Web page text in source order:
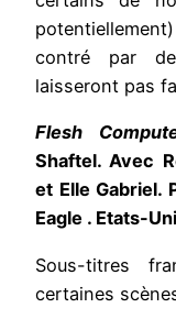
contré par
laisseront pas
Flesh
Shaftel. Avec
et Elle Gabriel.
Eagle . Etats-
Sous-titres
certaines